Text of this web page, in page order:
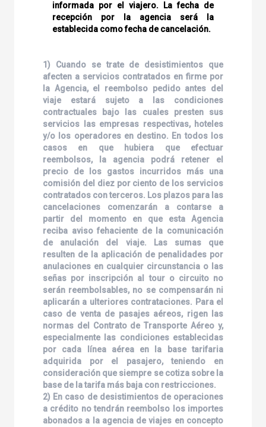
informada por el viajero. La fecha de
recepción por la agencia será la
establecida como fecha de cancelación.
1) Cuando se trate de desistimientos que
afecten a servicios contratados en firme por
la Agencia, el reembolso pedido antes del
viaje estará sujeto a las condiciones
contractuales bajo las cuales presten sus
servicios las empresas respectivas, hoteles
y/o los operadores en destino. En todos los
casos en que hubiera que efectuar
reembolsos, la agencia podrá retener el
precio de los gastos incurridos más una
comisión del diez por ciento de los servicios
contratados con terceros. Los plazos para las
cancelaciones comenzarán a contarse a
partir del momento en que esta Agencia
reciba aviso fehaciente de la comunicación
de anulación del viaje. Las sumas que
resulten de la aplicación de penalidades por
anulaciones en cualquier circunstancia o las
señas por inscripción al tour o circuito no
serán reembolsables, no se compensarán ni
aplicarán a ulteriores contrataciones. Para el
caso de venta de pasajes aéreos, rigen las
normas del Contrato de Transporte Aéreo y,
especialmente las condiciones establecidas
por cada línea aérea en la base tarifaria
adquirida por el pasajero, teniendo en
consideración que siempre se cotiza sobre la
base de la tarifa más baja con restricciones.
2) En caso de desistimientos de operaciones
a crédito no tendrán reembolso los importes
abonados a la agencia de viajes en concepto